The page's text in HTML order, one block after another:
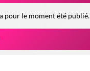
pour le moment été publié.